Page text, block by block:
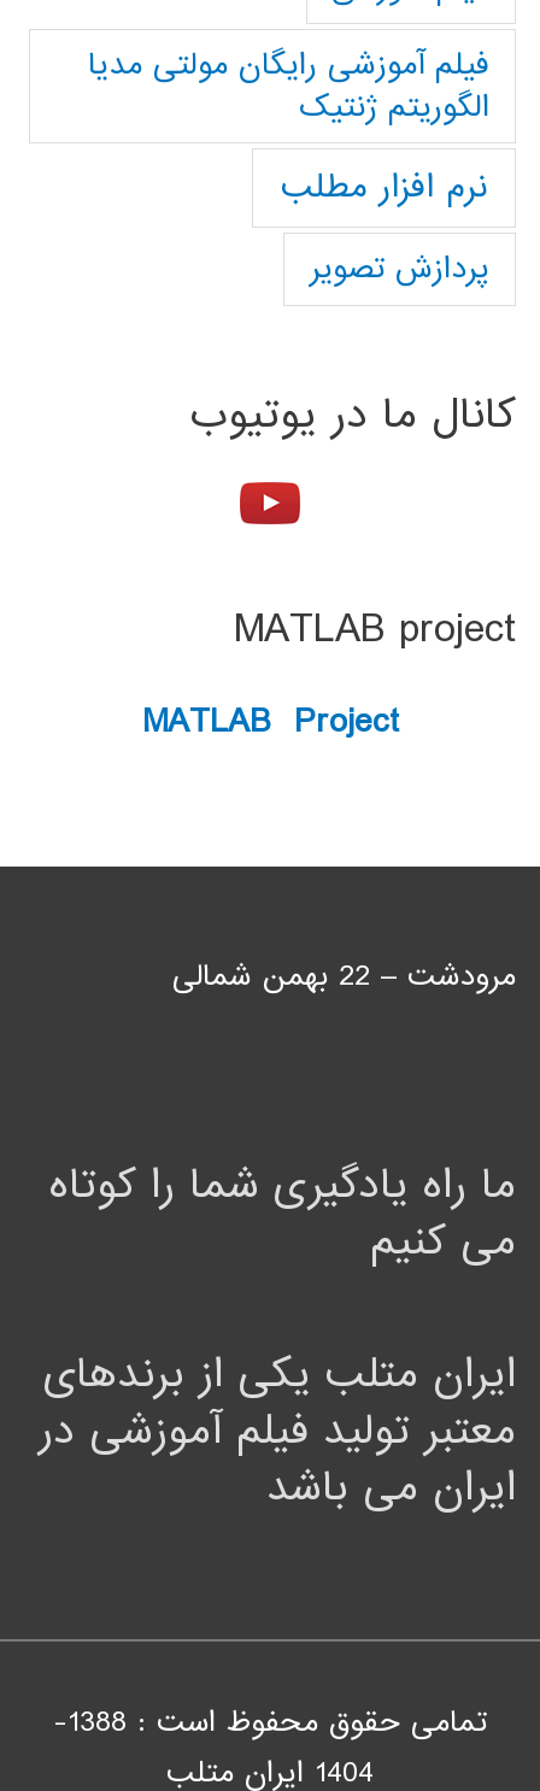
فیلم آموزشی رایگان مولتی مدیا
الگوریتم ژنتیک
نرم افزار مطلب
پردازش تصویر
کانال ما در یوتیوب
MATLAB project
MATLAB Project
مرودشت – 22 بهمن شمالی
ما راه یادگیری شما را کوتاه
می کنیم
ایران متلب یکی از برندهای
معتبر تولید فیلم آموزشی در
ایران می باشد
تمامی حقوق محفوظ است : 1388-
1404 ايران متلب